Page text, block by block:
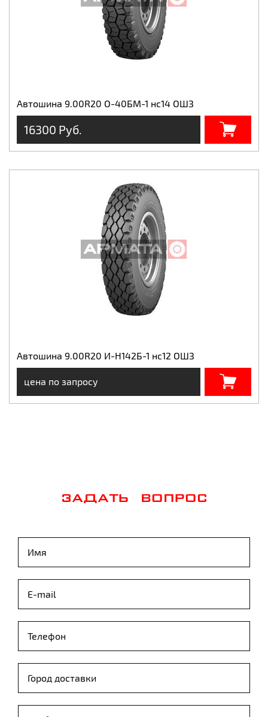
Автошина 9.00R20 О-40БМ-1 нс14 ОШЗ
16300 Руб.
Автошина 9.00R20 И-Н142Б-1 нс12 ОШЗ
цена по запросу
ЗАДАТЬ ВОПРОС